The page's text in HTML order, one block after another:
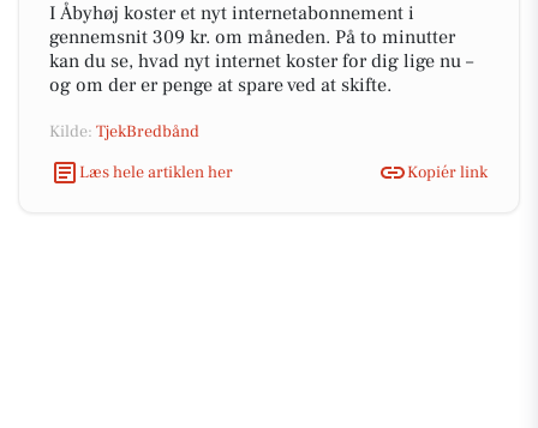
I Åbyhøj koster et nyt internetabonnement i
gennemsnit 309 kr. om måneden. På to minutter
kan du se, hvad nyt internet koster for dig lige nu –
og om der er penge at spare ved at skifte.
Kilde: TjekBredbånd
Læs hele artiklen her
Kopiér link